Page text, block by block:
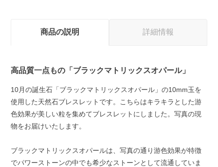
商品の説明 詳細情報
高品質一点もの「ブラックマトリックスオパール」
10月の誕生石「ブラックマトリックスオパール」の10mm玉を
使用した天然石ブレスレットです。こちらはキラキラとした游
色効果が美しい粒を集めてブレスレットにしました。写真の現
物をお届けいたします。
ブラックマトリックスオパールは、写真の通り游色効果が特徴
でパワーストーンの中でも希少なストーンとして流通していま